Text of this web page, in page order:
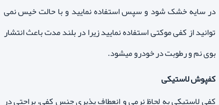
در سایه خشک شود و سپس استفاده نمایید و با حالت خیس نمی
توانید از کفی موکتی استفاده نمایید زیرا در بلند مدت باعث انتشار
بوی نم و رطوبت در خودرو میشود.
کفپوش لاستیکی
کفی لاستیکی به لحاظ نرمی و انعطاف پذیری جنس کفی، براحتی در